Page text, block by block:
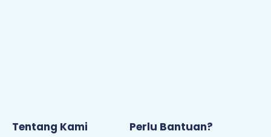
Tentang Kami Perlu Bantuan?